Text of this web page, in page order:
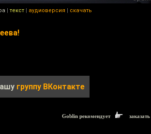
| текст | аудиоверсия | скачать
группу ВКонтакте
Goblin рекомендует заказать